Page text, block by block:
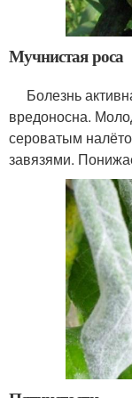
Мучнистая роса
Болезнь
вредоносна.
сероватым
завязями.